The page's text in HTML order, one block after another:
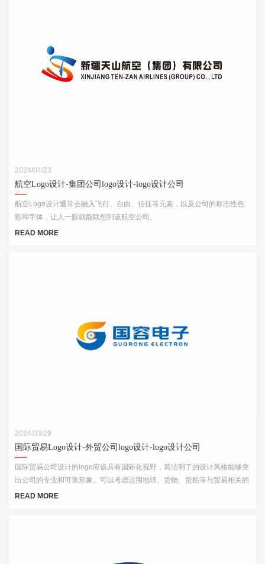
2024/04/23
航空Logo设计-集团公司logo设计-logo设计公司
航空Logo设计通常会融入飞行、自由、信任等元素，以及公司的标志性色
彩和字体，让人一眼就能联想到该航空公司。
READ MORE
2024/03/29
国际贸易Logo设计-外贸公司logo设计-logo设计公司
国际贸易公司设计的logo应该具有国际化视野，简洁明了的设计风格能够突
出公司的专业和可靠形象。可以考虑运用地球、货物、货船等与贸易相关的
元素，结合简洁的字体和线条，突出公司的国际化特点。
READ MORE